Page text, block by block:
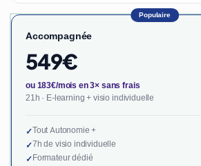
Populaire
Accompagnée
549€
ou 183€/mois en 3× sans frais
21h · E-learning + visio individuelle
✓Tout Autonomie +
✓7h de visio individuelle
✓Formateur dédié